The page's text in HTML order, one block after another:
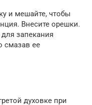
и мешайте, чтобы
Внесите орешки.
запекания
смазав ее
духовке при